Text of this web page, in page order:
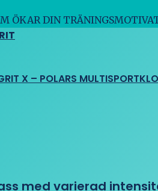
ÖKAR DIN
X – POLARS
med varierad